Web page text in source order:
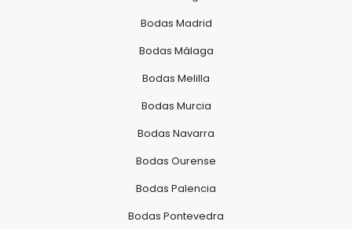
Bodas Madrid
Bodas Málaga
Bodas Melilla
Bodas Murcia
Bodas Navarra
Bodas Ourense
Bodas Palencia
Bodas Pontevedra